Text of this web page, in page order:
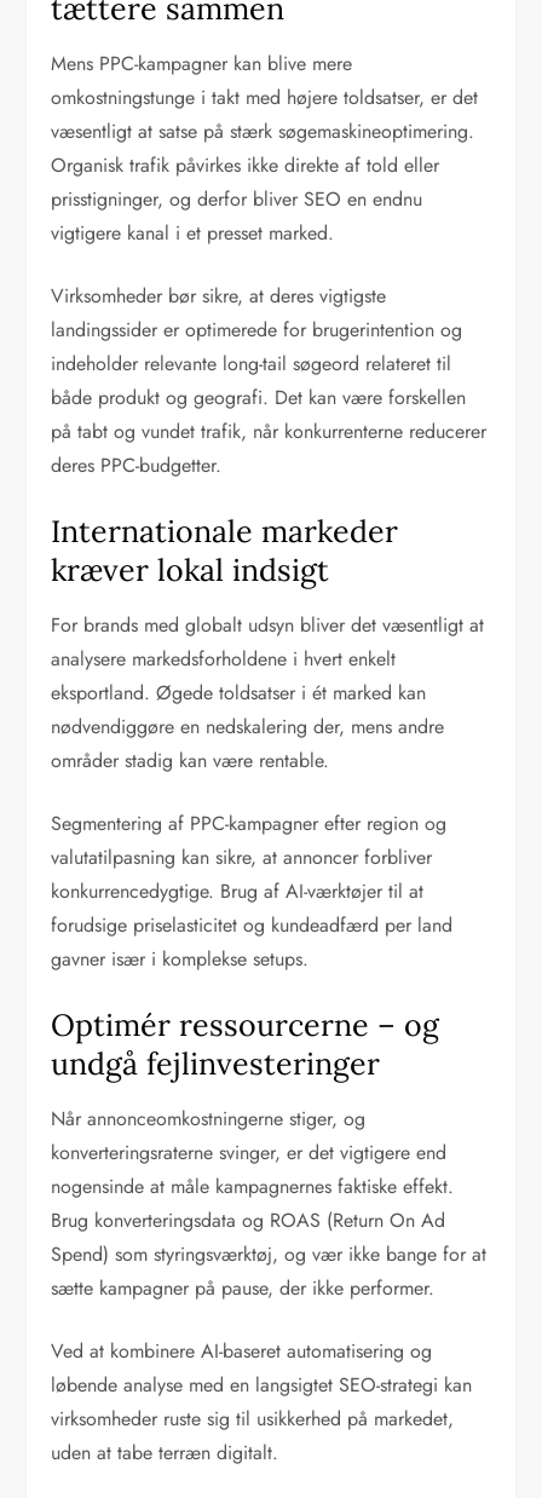
tættere sammen
Mens PPC-kampagner kan blive mere
omkostningstunge i takt med højere toldsatser, er det
væsentligt at satse på stærk søgemaskineoptimering.
Organisk trafik påvirkes ikke direkte af told eller
prisstigninger, og derfor bliver SEO en endnu
vigtigere kanal i et presset marked.
Virksomheder bør sikre, at deres vigtigste
landingssider er optimerede for brugerintention og
indeholder relevante long-tail søgeord relateret til
både produkt og geografi. Det kan være forskellen
på tabt og vundet trafik, når konkurrenterne reducerer
deres PPC-budgetter.
Internationale markeder
kræver lokal indsigt
For brands med globalt udsyn bliver det væsentligt at
analysere markedsforholdene i hvert enkelt
eksportland. Øgede toldsatser i ét marked kan
nødvendiggøre en nedskalering der, mens andre
områder stadig kan være rentable.
Segmentering af PPC-kampagner efter region og
valutatilpasning kan sikre, at annoncer forbliver
konkurrencedygtige. Brug af AI-værktøjer til at
forudsige priselasticitet og kundeadfærd per land
gavner især i komplekse setups.
Optimér ressourcerne – og
undgå fejlinvesteringer
Når annonceomkostningerne stiger, og
konverteringsraterne svinger, er det vigtigere end
nogensinde at måle kampagnernes faktiske effekt.
Brug konverteringsdata og ROAS (Return On Ad
Spend) som styringsværktøj, og vær ikke bange for at
sætte kampagner på pause, der ikke performer.
Ved at kombinere AI-baseret automatisering og
løbende analyse med en langsigtet SEO-strategi kan
virksomheder ruste sig til usikkerhed på markedet,
uden at tabe terræn digitalt.